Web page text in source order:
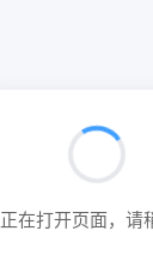
正在打开页面，请